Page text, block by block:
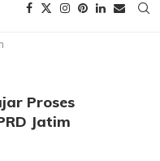
Proses
Jatim